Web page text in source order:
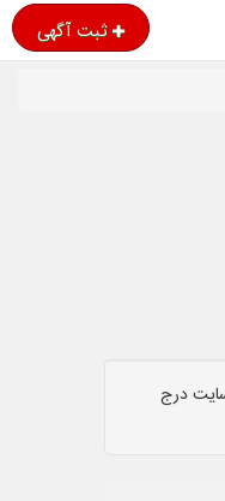
ثبت آگهی
درج